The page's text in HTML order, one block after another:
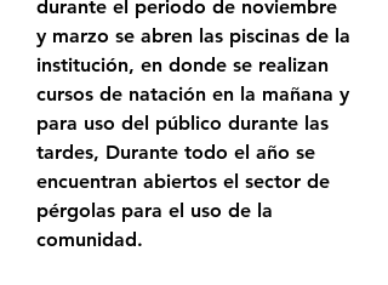
durante el periodo de noviembre
y marzo se abren las piscinas de la
institución, en donde se realizan
cursos de natación en la mañana y
para uso del público durante las
tardes, Durante todo el año se
encuentran abiertos el sector de
pérgolas para el uso de la
comunidad.